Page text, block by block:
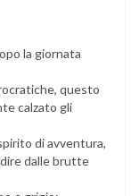
la giornata
questo
calzato gli
di avventura,
dalle brutte